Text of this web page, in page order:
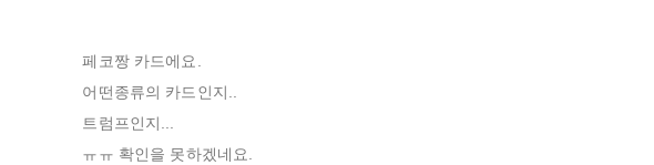
페코짱 카드에요.
어떤종류의 카드인지..
트럼프인지...
ㅠㅠ 확인을 못하겠네요.